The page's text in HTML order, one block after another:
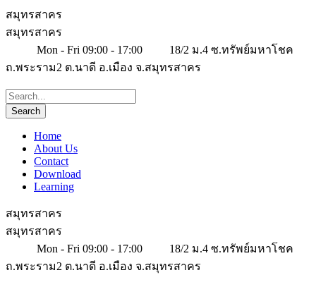
สมุทรสาคร
สมุทรสาคร
Mon - Fri 09:00 - 17:00
18/2 ม.4 ซ.ทรัพย์มหาโชค
ถ.พระราม2 ต.นาดี อ.เมือง จ.สมุทรสาคร
Home
About Us
Contact
Download
Learning
สมุทรสาคร
สมุทรสาคร
Mon - Fri 09:00 - 17:00
18/2 ม.4 ซ.ทรัพย์มหาโชค
ถ.พระราม2 ต.นาดี อ.เมือง จ.สมุทรสาคร